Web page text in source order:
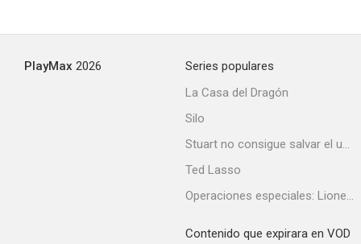
PlayMax 2026
Series populares
La Casa del Dragón
Silo
Stuart no consigue salvar el universo
Ted Lasso
Operaciones especiales: Lioness
Contenido que expirara en VOD